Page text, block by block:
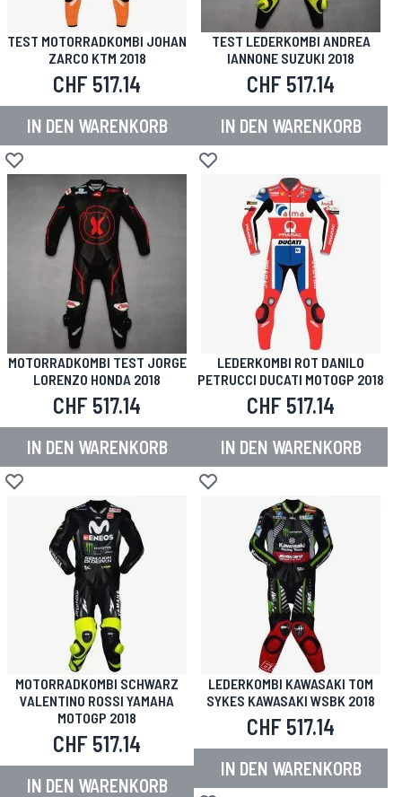
TEST MOTORRADKOMBI JOHAN
ZARCO KTM 2018
CHF 517.14
IN DEN WARENKORB
Zur Wunschliste hinzufügen
TEST LEDERKOMBI ANDREA
IANNONE SUZUKI 2018
CHF 517.14
IN DEN WARENKORB
Zur Wunschliste hinzufügen
MOTORRADKOMBI TEST JORGE
LORENZO HONDA 2018
CHF 517.14
IN DEN WARENKORB
Zur Wunschliste hinzufügen
LEDERKOMBI ROT DANILO
PETRUCCI DUCATI MOTOGP 2018
CHF 517.14
IN DEN WARENKORB
Zur Wunschliste hinzufügen
MOTORRADKOMBI SCHWARZ
VALENTINO ROSSI YAMAHA
MOTOGP 2018
CHF 517.14
IN DEN WARENKORB
LEDERKOMBI KAWASAKI TOM
SYKES KAWASAKI WSBK 2018
CHF 517.14
IN DEN WARENKORB